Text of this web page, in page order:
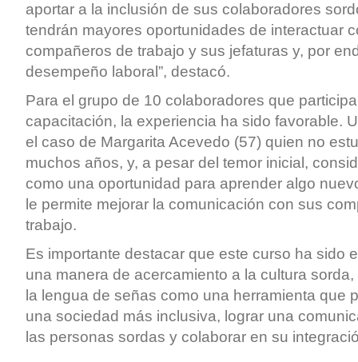
aportar a la inclusión de sus colaboradores
tendrán mayores oportunidades de interactuar
compañeros de trabajo y sus jefaturas y, por
desempeño laboral”, destacó.
Para el grupo de 10 colaboradores que
capacitación, la experiencia ha sido favorable.
el caso de Margarita Acevedo (57) quien no
muchos años, y, a pesar del temor inicial,
como una oportunidad para aprender algo
le permite mejorar la comunicación con sus
trabajo.
Es importante destacar que este curso ha sido
una manera de acercamiento a la cultura
la lengua de señas como una herramienta que
una sociedad más inclusiva, lograr una
las personas sordas y colaborar en su